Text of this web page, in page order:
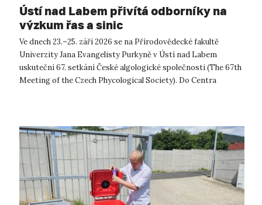
Ústí nad Labem přivítá odborníky na
výzkum řas a sinic
Ve dnech 23.–25. září 2026 se na Přírodovědecké fakultě
Univerzity Jana Evangelisty Purkyně v Ústí nad Labem
uskuteční 67. setkání České algologické společnosti (The 67th
Meeting of the Czech Phycological Society). Do Centra